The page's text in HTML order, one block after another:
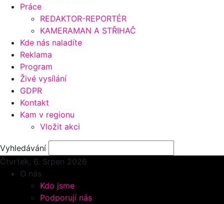
Práce
REDAKTOR-REPORTÉR
KAMERAMAN A STŘIHAČ
Kde nás naladíte
Reklama
Program
Živé vysílání
GDPR
Kontakt
Kam v regionu
Vložit akci
Vyhledávání
Čtvrtek, 6. Srpen 2026
O nás
Kdo jsme
Podporují nás